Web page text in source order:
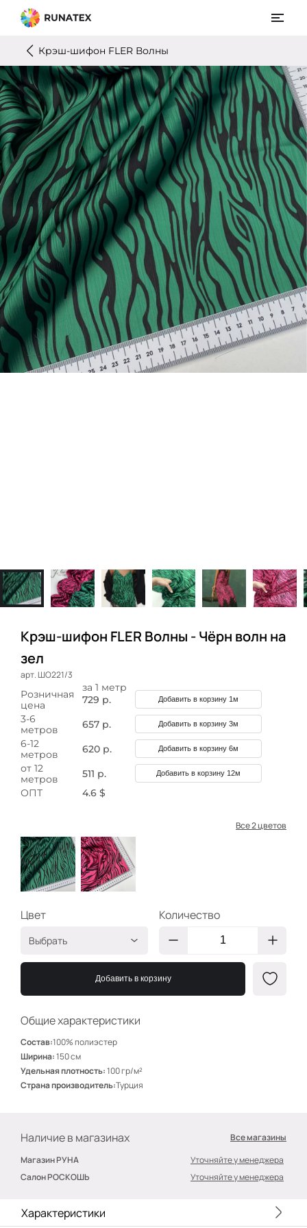
Крэш-шифон FLER Волны
Крэш-шифон FLER Волны - Чёрн волн на
зел
арт. ШО221/3
Общие характеристики
Состав:100% полиэстер
Ширина:150 см
Удельная плотность:100 гр/м²
Страна производитель:Турция
за 1 метр
Розничная
цена
729 р. Добавить в корзину 1м
3-6
метров
657 р. Добавить в корзину 3м
6-12
метров
620 р. Добавить в корзину 6м
от 12
метров
511 р. Добавить в корзину 12м
ОПТ 4.6 $
Все 2 цветов
Наличие в магазинах
Все магазины
Магазин РУНА
Уточняйте у менеджера
Салон РОСКОШЬ
Уточняйте у менеджера
Цвет
Выбрать
Чёрн волн на зел
ШО221/3
ШО221/5
Количество
Добавить в корзину
Характеристики